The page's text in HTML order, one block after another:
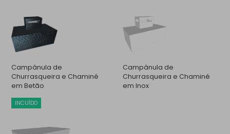
Campânula de
Churrasqueira e Chaminé
em Betão
INCUÍDO
Campânula de
Churrasqueira e Chaminé
em Inox